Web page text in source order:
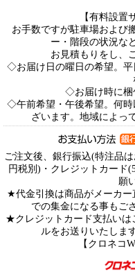
【有料設置
お手数ですが駐車場および
ー・階段の状況な
お見積もりをし、
◇お届け日の曜日の希望。平
◇お届け時に梱
◇午前希望・午後希望。何時
ざいます。地域によっ
ご注文後、銀行振込(特注品
円税別)・クレジットカード
願
★代金引換は商品がメーカー
での集金になる事もご
★クレジットカード支払いは
ルをお送りいたしま
【クロネコ